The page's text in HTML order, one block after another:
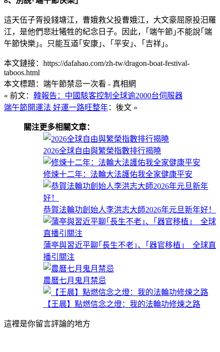
這天伍子胥投錢塘江，曹娥救父投曹娥江，大文豪屈原投汨羅
江，是他們悲壯犧牲的紀念日子。因此，｢端午節｣不能說｢端
午節快樂｣。只能互道｢安康｣、｢平安｣、｢吉祥｣。
本文鏈接：https://dafahao.com/zh-tw/dragon-boat-festival-
taboos.html
本文標題：端午節禁忌一次看 - 真相網
« 前文： 韓報告：中國駭客控制全球逾2000台伺服器
端午節開運法 好運一路旺整年：後文 »
關注更多相關文章：
2026全球自由與繁榮指數排行揭曉
修煉十二年：法輪大法護佑我全家健康平安
恭賀法輪功創始人李洪志大師2026年元旦新年好！
蒲亭與習近平聊｢長生不老｣、｢器官移植｣ 全球直
播引關注
農曆七月鬼月禁忌
【王晨】點燃信念之燈：我的法輪功修煉之路
這裡是你留言評論的地方